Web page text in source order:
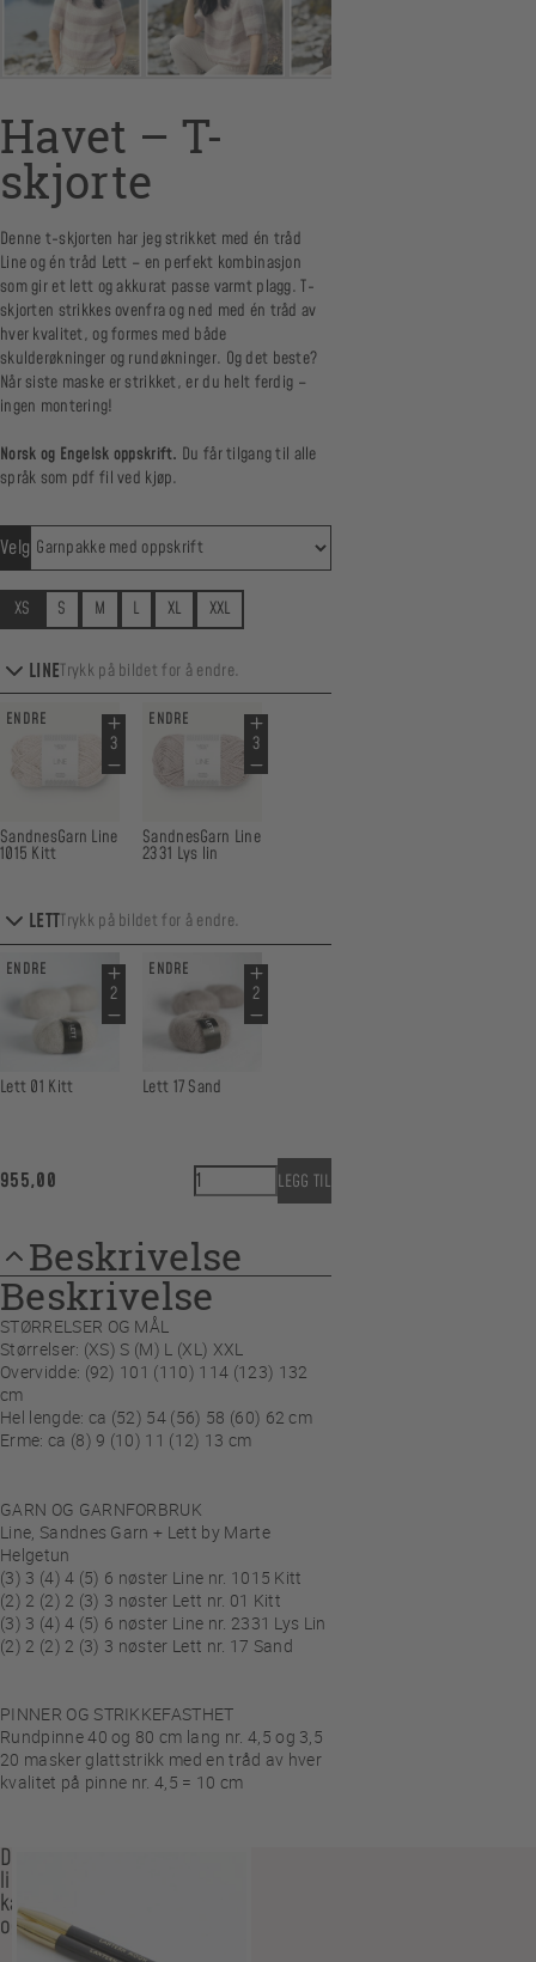
Havet – T-
skjorte
Denne t-skjorten har jeg strikket med én tråd
Line og én tråd Lett – en perfekt kombinasjon
som gir et lett og akkurat passe varmt plagg. T-
skjorten strikkes ovenfra og ned med én tråd av
hver kvalitet, og formes med både
skulderøkninger og rundøkninger. Og det beste?
Når siste maske er strikket, er du helt ferdig –
ingen montering!
Norsk og Engelsk oppskrift. Du får tilgang til alle
språk som pdf fil ved kjøp.
Velg
XS S M L XL XXL
LINETrykk på bildet for å endre.
ENDRE
SandnesGarn Line
1015 Kitt
ENDRE
SandnesGarn Line
2331 Lys lin
LETTTrykk på bildet for å endre.
ENDRE
Lett 01 Kitt
ENDRE
Lett 17 Sand
955,00 Havet - T-skjorte antall
LEGG TIL
Beskrivelse
Beskrivelse
STØRRELSER OG MÅL
Størrelser: (XS) S (M) L (XL) XXL
Overvidde: (92) 101 (110) 114 (123) 132
cm
Hel lengde: ca (52) 54 (56) 58 (60) 62 cm
Erme: ca (8) 9 (10) 11 (12) 13 cm
GARN OG GARNFORBRUK
Line, Sandnes Garn + Lett by Marte
Helgetun
(3) 3 (4) 4 (5) 6 nøster Line nr. 1015 Kitt
(2) 2 (2) 2 (3) 3 nøster Lett nr. 01 Kitt
(3) 3 (4) 4 (5) 6 nøster Line nr. 2331 Lys Lin
(2) 2 (2) 2 (3) 3 nøster Lett nr. 17 Sand
PINNER OG STRIKKEFASTHET
Rundpinne 40 og 80 cm lang nr. 4,5 og 3,5
20 masker glattstrikk med en tråd av hver
kvalitet på pinne nr. 4,5 = 10 cm
Du
liker
kanskje
også…